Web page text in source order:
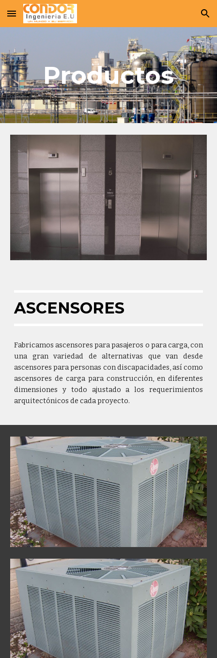
Skip to main content Skip to navigation
Productos
ASCENSORES
Fabricamos ascensores para pasajeros o para carga, con
una gran variedad de alternativas que van desde
ascensores para personas con discapacidades, así como
ascensores de carga para construcción, en diferentes
dimensiones y todo ajustado a los requerimientos
arquitectónicos de cada proyecto.